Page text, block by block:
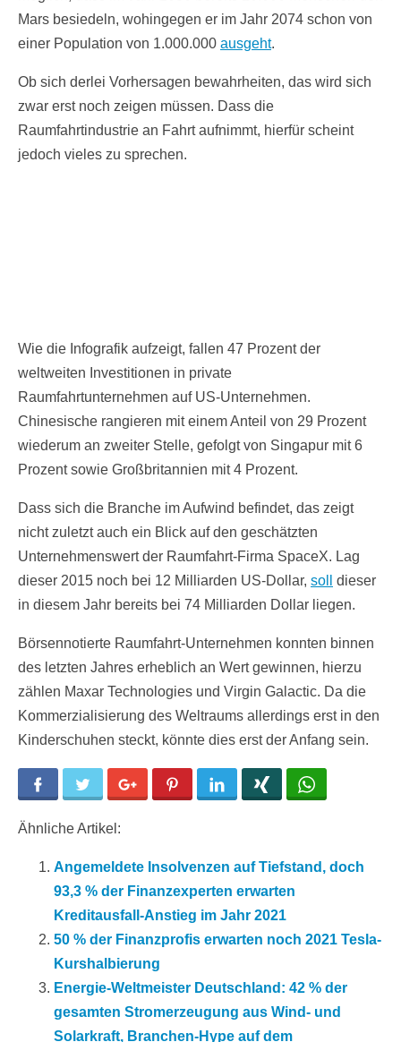
Mars besiedeln, wohingegen er im Jahr 2074 schon von
einer Population von 1.000.000 ausgeht.
Ob sich derlei Vorhersagen bewahrheiten, das wird sich
zwar erst noch zeigen müssen. Dass die
Raumfahrtindustrie an Fahrt aufnimmt, hierfür scheint
jedoch vieles zu sprechen.
Wie die Infografik aufzeigt, fallen 47 Prozent der
weltweiten Investitionen in private
Raumfahrtunternehmen auf US-Unternehmen.
Chinesische rangieren mit einem Anteil von 29 Prozent
wiederum an zweiter Stelle, gefolgt von Singapur mit 6
Prozent sowie Großbritannien mit 4 Prozent.
Dass sich die Branche im Aufwind befindet, das zeigt
nicht zuletzt auch ein Blick auf den geschätzten
Unternehmenswert der Raumfahrt-Firma SpaceX. Lag
dieser 2015 noch bei 12 Milliarden US-Dollar, soll
dieser
in diesem Jahr bereits bei 74 Milliarden Dollar liegen.
Börsennotierte Raumfahrt-Unternehmen konnten binnen
des letzten Jahres erheblich an Wert gewinnen, hierzu
zählen Maxar Technologies und Virgin Galactic. Da die
Kommerzialisierung des Weltraums allerdings erst in den
Kinderschuhen steckt, könnte dies erst der Anfang sein.
Facebook Twitter Google+ Pinterest LinkedIn
Ähnliche Artikel:
Angemeldete Insolvenzen auf Tiefstand, doch
93,3 % der Finanzexperten erwarten
Kreditausfall-Anstieg im Jahr 2021
50 % der Finanzprofis erwarten noch 2021 Tesla-
Kurshalbierung
Energie-Weltmeister Deutschland: 42 % der
gesamten Stromerzeugung aus Wind- und
Solarkraft, Branchen-Hype auf dem